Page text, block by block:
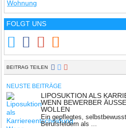
Wohnung
FOLGT UNS
BEITRAG TEILEN
NEUSTE BEITRÄGE
LIPOSUKTION ALS
WENN BEWERBER
OLLEN
Ein gepflegtes,
Berufsfeldern als ...